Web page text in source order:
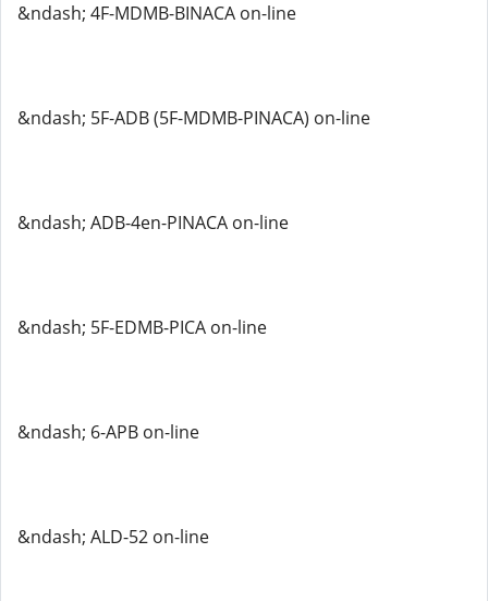
&ndash; 4F-MDMB-BINACA on-line
&ndash; 5F-ADB (5F-MDMB-PINACA) on-line
&ndash; ADB-4en-PINACA on-line
&ndash; 5F-EDMB-PICA on-line
&ndash; 6-APB on-line
&ndash; ALD-52 on-line